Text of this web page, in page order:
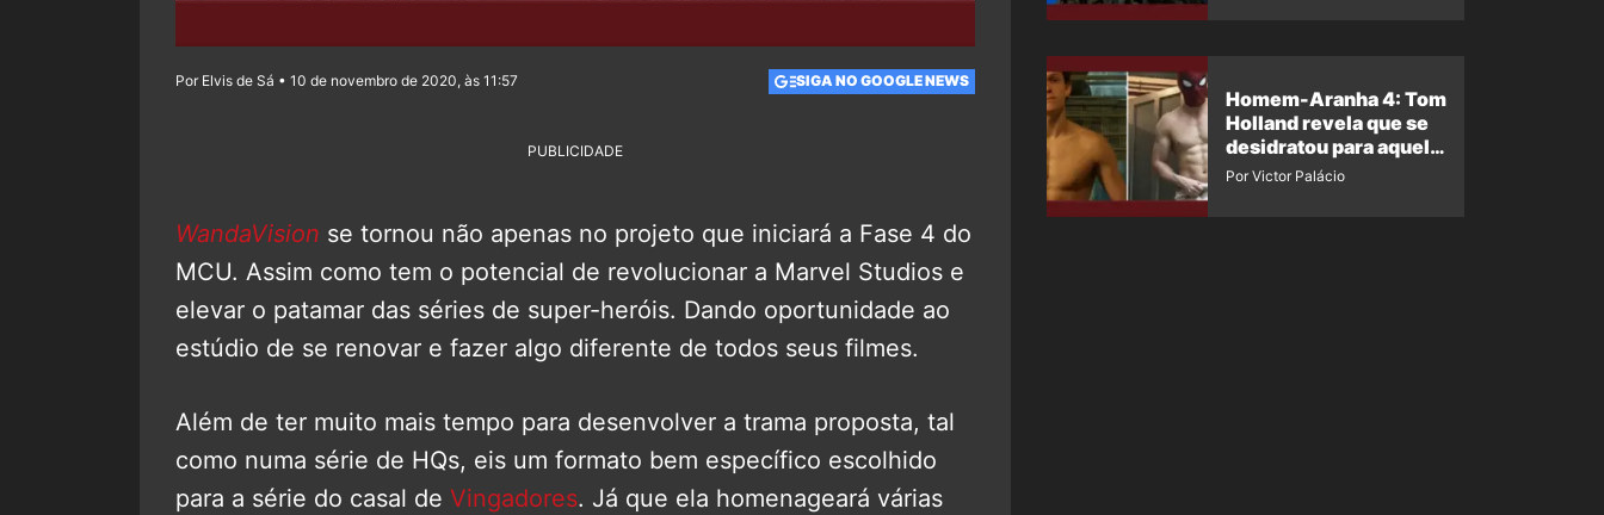
Por Elvis de Sá • 10 de novembro de 2020, às 11:57 SIGA NO GOOGLE NEWS
PUBLICIDADE
WandaVision se tornou não apenas no projeto que iniciará a Fase 4 do
MCU. Assim como tem o potencial de revolucionar a Marvel Studios e
elevar o patamar das séries de super-heróis. Dando oportunidade ao
estúdio de se renovar e fazer algo diferente de todos seus filmes.
Além de ter muito mais tempo para desenvolver a trama proposta, tal
como numa série de HQs, eis um formato bem específico escolhido
para a série do casal de Vingadores. Já que ela homenageará várias
Homem-Aranha 4: Tom
Holland revela que se
desidratou para aquela
cena
Por Victor Palácio